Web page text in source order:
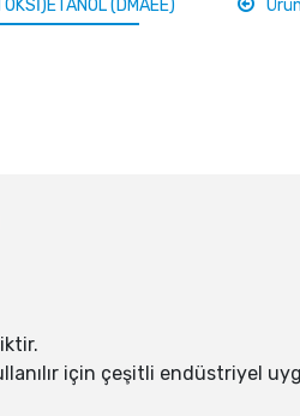
(DMAEE)
için çeşitli endüstriyel